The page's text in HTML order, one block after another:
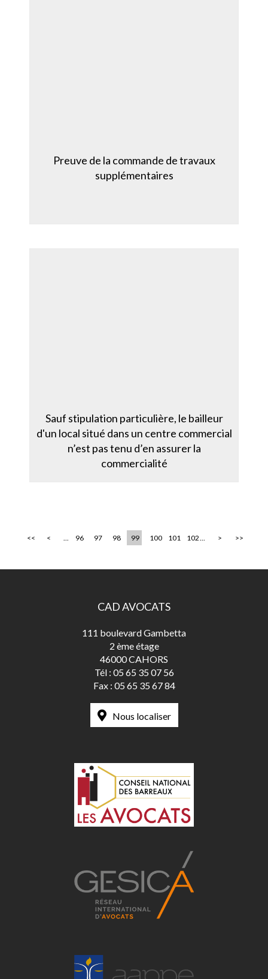
Preuve de la commande de travaux
supplémentaires
Sauf stipulation particulière, le bailleur
d'un local situé dans un centre commercial
n’est pas tenu d’en assurer la
commercialité
<< < 96 97 98 99 100 101 102 > >>
CAD AVOCATS
111 boulevard Gambetta
2 ème étage
46000 CAHORS
Tél : 05 65 35 07 56
Fax : 05 65 35 67 84
Nous localiser